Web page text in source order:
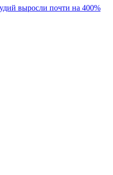
выросли почти на 400%